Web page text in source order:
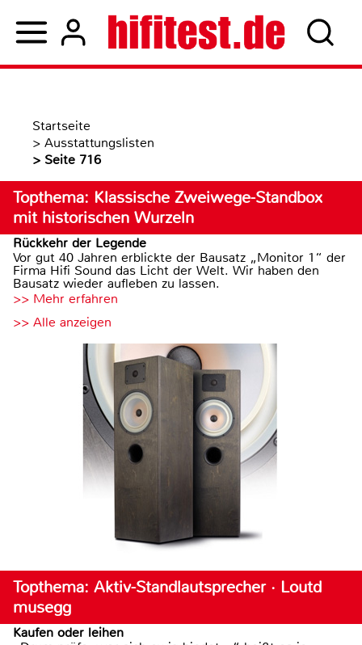
Startseite
> Ausstattungslisten
> Seite 716
Topthema: Klassische Zweiwege-Standbox
mit historischen Wurzeln
Rückkehr der Legende
Vor gut 40 Jahren erblickte der Bausatz „Monitor 1“ der
Firma Hifi Sound das Licht der Welt. Wir haben den
Bausatz wieder aufleben zu lassen.
>> Mehr erfahren
>> Alle anzeigen
Topthema: Aktiv-Standlautsprecher · Loutd
musegg
Kaufen oder leihen